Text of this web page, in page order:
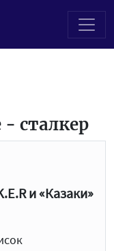
сталкер
и «Казаки»